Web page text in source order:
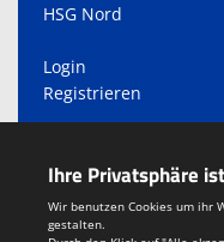
HSG Nord
Login
Registrieren
Teamsports 2
Dein Sportverein online